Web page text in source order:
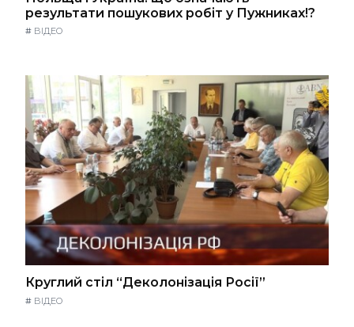
результати пошукових робіт у Пужниках!?
# ВІДЕО
Круглий стіл “Деколонізація Росії”
# ВІДЕО